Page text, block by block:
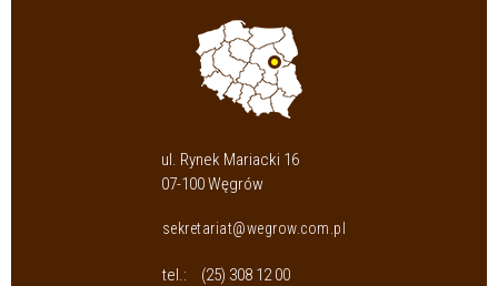
ul. Rynek Mariacki 16
07-100 Węgrów
sekretariat@wegrow.com.pl
tel.:
(25) 308 12 00